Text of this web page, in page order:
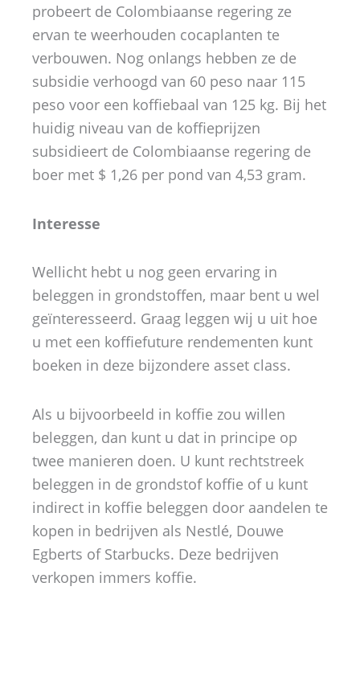
probeert de Colombiaanse regering ze
ervan te weerhouden cocaplanten te
verbouwen. Nog onlangs hebben ze de
subsidie verhoogd van 60 peso naar 115
peso voor een koffiebaal van 125 kg. Bij het
huidig niveau van de koffieprijzen
subsidieert de Colombiaanse regering de
boer met $ 1,26 per pond van 4,53 gram.
Interesse
Wellicht hebt u nog geen ervaring in
beleggen in grondstoffen, maar bent u wel
geïnteresseerd. Graag leggen wij u uit hoe
u met een koffiefuture rendementen kunt
boeken in deze bijzondere asset class.
Als u bijvoorbeeld in koffie zou willen
beleggen, dan kunt u dat in principe op
twee manieren doen. U kunt rechtstreek
beleggen in de grondstof koffie of u kunt
indirect in koffie beleggen door aandelen te
kopen in bedrijven als Nestlé, Douwe
Egberts of Starbucks. Deze bedrijven
verkopen immers koffie.